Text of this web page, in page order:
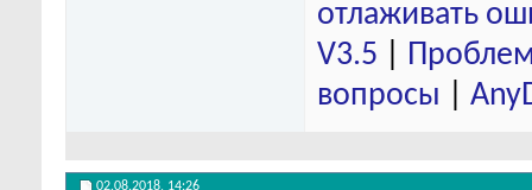
отлаживать
V3.5
вопросы
02.08.2018, 14:26